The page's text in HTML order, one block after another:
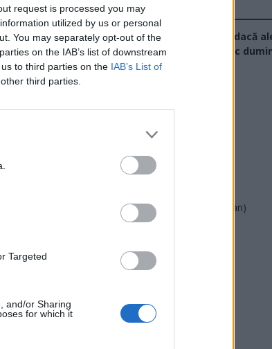
request is processed you may
utilized by us or personal
You may separately opt-out of the
on the IAB’s list of downstream
to third parties on the IAB’s List of
third parties.
Targeted
and/or Sharing
for which it
Sondaj
Ce partid ați vota dacă
parlamentare ar avea loc
UDMR
Forța Dreptei (L. Orban)
REPER
SENS
POT (Gavrilă)